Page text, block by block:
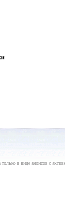
в виде анонсов с